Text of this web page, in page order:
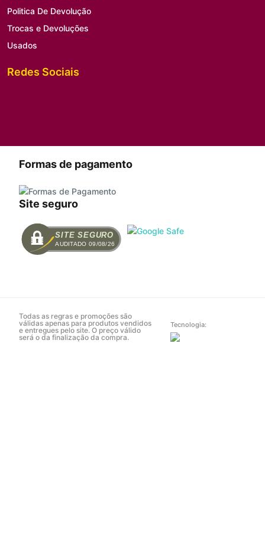
Politica De Devolução
Trocas e Devoluções
Usados
Redes Sociais
Formas de pagamento
Site seguro
SITE SEGURO
AUDITADO 09/08/26
Todas as regras e promoções são
válidas apenas para produtos vendidos
e entregues pelo site. O preço válido
será o da finalização da compra.
Tecnologia: